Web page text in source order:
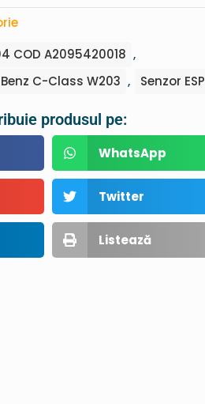
COD A2095420018 ,
C-Class W203 , Senzor ESP
produsul pe:
WhatsApp
Twitter
Listează